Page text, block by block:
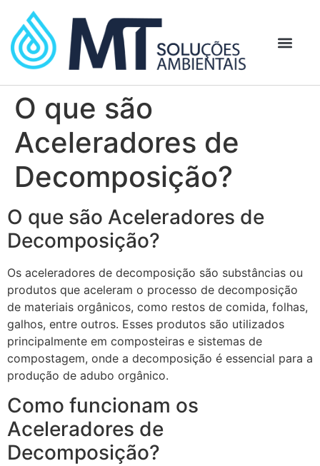
O que são
Aceleradores de
Decomposição?
O que são Aceleradores de
Decomposição?
Os aceleradores de decomposição são substâncias ou
produtos que aceleram o processo de decomposição
de materiais orgânicos, como restos de comida, folhas,
galhos, entre outros. Esses produtos são utilizados
principalmente em composteiras e sistemas de
compostagem, onde a decomposição é essencial para a
produção de adubo orgânico.
Como funcionam os
Aceleradores de
Decomposição?